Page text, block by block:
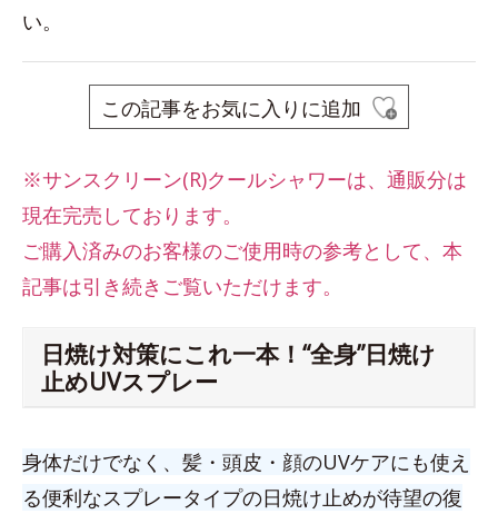
い。
この記事をお気に入りに追加
※サンスクリーン(R)クールシャワーは、 通販分は
現在完売しております。
ご購入済みのお客様のご使用時の参考として、本
記事は引き続きご覧いただけます。
日焼け対策にこれ一本！“全身”日焼け
止めUVスプレー
身体だけでなく、髪・頭皮・顔のUVケアにも使え
る便利なスプレータイプの日焼け止めが待望の復